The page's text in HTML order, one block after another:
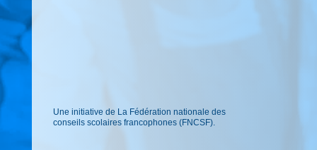
Une initiative de La Fédération nationale des
conseils scolaires francophones (FNCSF).